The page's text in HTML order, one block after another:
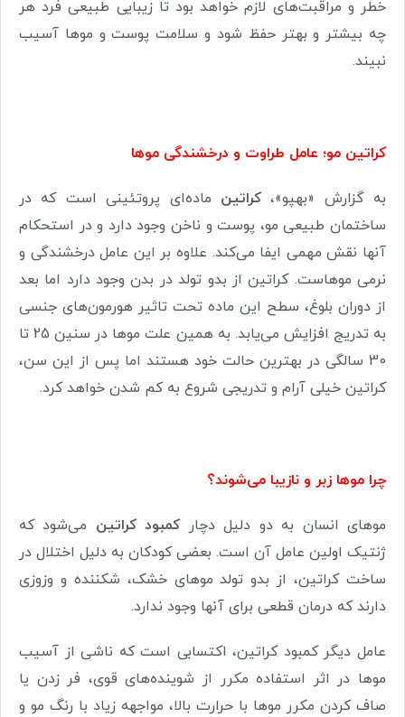
خطر و مراقبت‌های لازم خواهد بود تا زیبایی طبیعی فرد هر
چه بیشتر و بهتر حفظ شود و سلامت پوست و موها آسیب
نبیند.
کراتین مو؛ عامل طراوت و درخشندگی موها
به گزارش «بهپو»،کراتین ماده‌ای پروتئینی است که در
ساختمان طبیعی مو، پوست و ناخن وجود دارد و در استحکام
آنها نقش مهمی ایفا می‌کند. علاوه بر این عامل درخشندگی و
نرمی موهاست. کراتین از بدو تولد در بدن وجود دارد اما بعد
از دوران بلوغ، سطح این ماده تحت تاثیر هورمون‌های جنسی
به تدریج افزایش می‌یابد. به همین علت موها در سنین 25 تا
30 سالگی در بهترین حالت خود هستند اما پس از این سن،
کراتین خیلی آرام و تدریجی شروع به کم شدن خواهد کرد.
چرا موها زبر و نازیبا می‌شوند؟
موهای انسان به دو دلیل دچار کمبود کراتین می‌شود که
ژنتیک اولین عامل آن است. بعضی کودکان به دلیل اختلال در
ساخت کراتین، از بدو تولد موهای خشک، شکننده و وزوزی
دارند که درمان قطعی برای آنها وجود ندارد.
عامل دیگر کمبود کراتین، اکتسابی است که ناشی از آسیب
موها در اثر استفاده مکرر از شوینده‌های قوی، فر زدن یا
صاف کردن مکرر موها با حرارت بالا، مواجهه زیاد با رنگ مو و